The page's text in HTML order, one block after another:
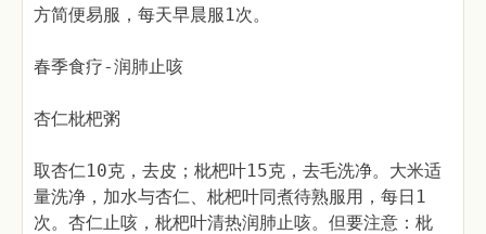
方简便易服，每天早晨服1次。
春季食疗-润肺止咳
杏仁枇杷粥
取杏仁10克，去皮；枇杷叶15克，去毛洗净。大米适
量洗净，加水与杏仁、枇杷叶同煮待熟服用，每日1
次。杏仁止咳，枇杷叶清热润肺止咳。但要注意：枇